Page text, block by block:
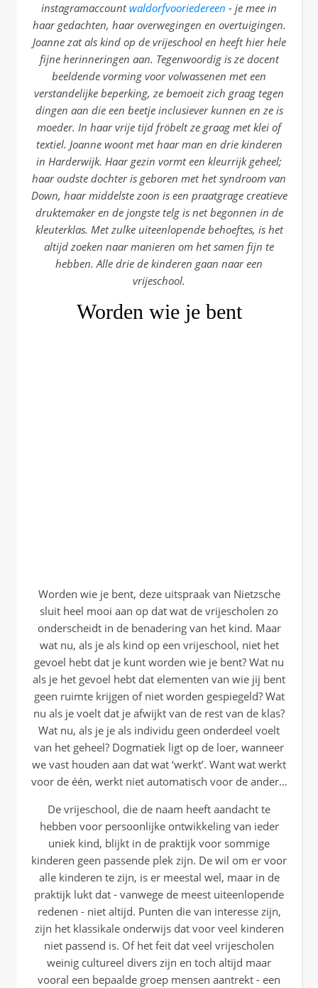
instagramaccountwaldorfvooriedereen - je mee in
haar gedachten, haar overwegingen en overtuigingen.
Joanne zat als kind op de vrijeschool en heeft hier hele
fijne herinneringen aan. Tegenwoordig is ze docent
beeldende vorming voor volwassenen met een
verstandelijke beperking, ze bemoeit zich graag tegen
dingen aan die een beetje inclusiever kunnen en ze is
moeder. In haar vrije tijd fröbelt ze graag met klei of
textiel. Joanne woont met haar man en drie kinderen
in Harderwijk. Haar gezin vormt een kleurrijk geheel;
haar oudste dochter is geboren met het syndroom van
Down, haar middelste zoon is een praatgrage creatieve
druktemaker en de jongste telg is net begonnen in de
kleuterklas. Met zulke uiteenlopende behoeftes, is het
altijd zoeken naar manieren om het samen fijn te
hebben. Alle drie de kinderen gaan naar een
vrijeschool.
Worden wie je bent
Worden wie je bent, deze uitspraak van Nietzsche
sluit heel mooi aan op dat wat de vrijescholen zo
onderscheidt in de benadering van het kind. Maar
wat nu, als je als kind op een vrijeschool, niet het
gevoel hebt dat je kunt worden wie je bent? Wat nu
als je het gevoel hebt dat elementen van wie jij bent
geen ruimte krijgen of niet worden gespiegeld? Wat
nu als je voelt dat je afwijkt van de rest van de klas?
Wat nu, als je je als individu geen onderdeel voelt
van het geheel? Dogmatiek ligt op de loer, wanneer
we vast houden aan dat wat ‘werkt’. Want wat werkt
voor de één, werkt niet automatisch voor de ander…
De vrijeschool, die de naam heeft aandacht te
hebben voor persoonlijke ontwikkeling van ieder
uniek kind, blijkt in de praktijk voor sommige
kinderen geen passende plek zijn. De wil om er voor
alle kinderen te zijn, is er meestal wel, maar in de
praktijk lukt dat - vanwege de meest uiteenlopende
redenen - niet altijd. Punten die van interesse zijn,
zijn het klassikale onderwijs dat voor veel kinderen
niet passend is. Of het feit dat veel vrijescholen
weinig cultureel divers zijn en toch altijd maar
vooral een bepaalde groep mensen aantrekt - een